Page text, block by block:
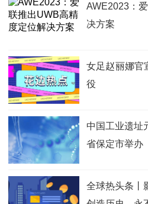
AWE2023：
决方案
女足赵丽娜官
役
中国工业遗址
省保定市举办
全球热头条丨